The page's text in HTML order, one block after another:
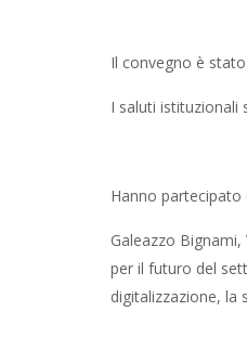
Il convegno è
I saluti istituzionali
Hanno partecipato
Galeazzo
per il futuro del
digitalizzazione, la